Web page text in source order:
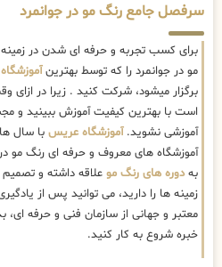
سرفصل جامع رنگ مو در جوانمرد
برای کسب تجربه و حرفه ای شدن در
مو در جوانمرد را که توسط بهترین
برگزار میشود، شرکت کنید . زیرا در ازای
است با بهترین کیفیت آموزش ببینید و
آموزشی نشوید.آموزشگاه عریس با سال
آموزشگاه های معروف و حرفه ای رنگ مو
بهدوره های رنگ مو علاقه داشته و
زمینه ها را دارید، می توانید پس از
معتبر و جهانی از سازمان فنی و حرفه
خبره شروع به کار کنید.